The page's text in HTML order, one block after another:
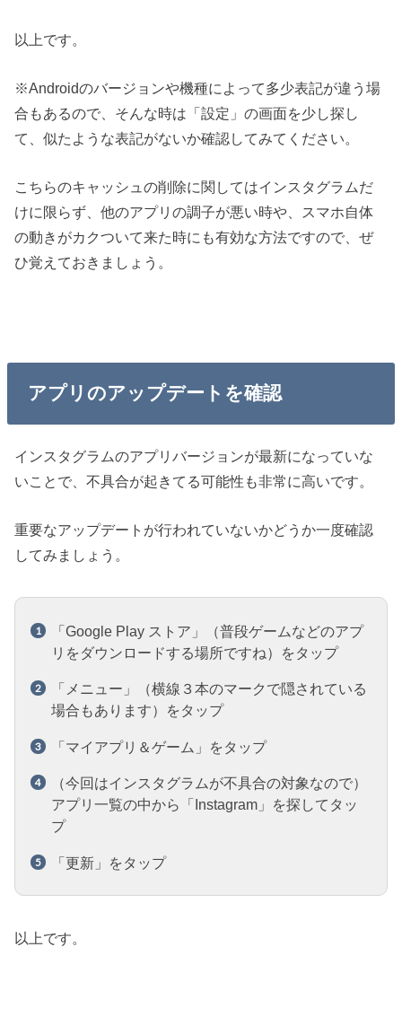
以上です。
※Androidのバージョンや機種によって多少表記が違う場
合もあるので、そんな時は「設定」の画面を少し探し
て、似たような表記がないか確認してみてください。
こちらのキャッシュの削除に関してはインスタグラムだ
けに限らず、他のアプリの調子が悪い時や、スマホ自体
の動きがカクついて来た時にも有効な方法ですので、ぜ
ひ覚えておきましょう。
アプリのアップデートを確認
インスタグラムのアプリバージョンが最新になっていな
いことで、不具合が起きてる可能性も非常に高いです。
重要なアップデートが行われていないかどうか一度確認
してみましょう。
「Google Play ストア」（普段ゲームなどのアプ
リをダウンロードする場所ですね）をタップ
「メニュー」（横線３本のマークで隠されている
場合もあります）をタップ
「マイアプリ＆ゲーム」をタップ
（今回はインスタグラムが不具合の対象なので）
アプリ一覧の中から「Instagram」を探してタッ
プ
「更新」をタップ
以上です。